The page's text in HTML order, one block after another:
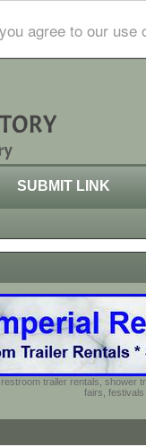
agree to our use
SUBMIT LINK
trailer rentals, shower
fairs, festivals